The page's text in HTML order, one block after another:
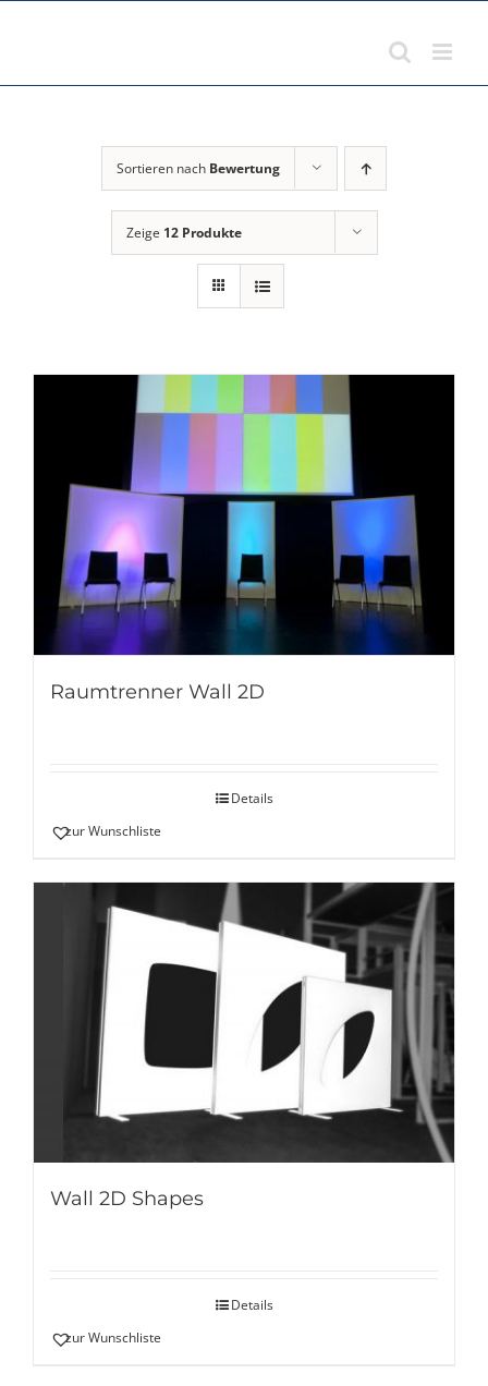
Sortieren nach Bewertung
Zeige 12 Produkte
Raumtrenner Wall 2D
Details
zur Wunschliste
Wall 2D Shapes
Details
zur Wunschliste